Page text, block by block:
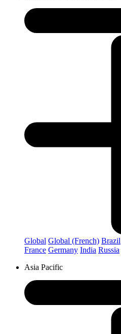
Global Global (French) Brazil
France Germany India Russia
Asia Pacific